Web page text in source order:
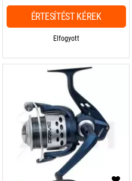
Elfogyott
ÉRTESÍTÉST KÉREK